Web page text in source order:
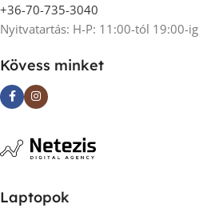
+36-70-735-3040
Nyitvatartás: H-P: 11:00-tól 19:00-ig
Kövess minket
Laptopok